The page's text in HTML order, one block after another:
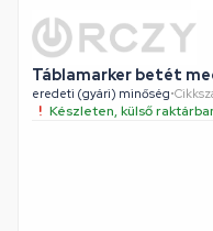
Táblamarker betét
eredeti (gyári) minőség•
Készleten, külső